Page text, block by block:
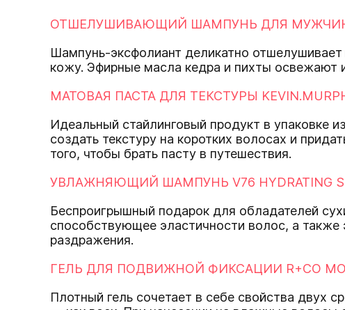
ОТШЕЛУШИВАЮЩИЙ ШАМПУНЬ ДЛЯ МУЖЧИН
Шампунь-эксфолиант деликатно
кожу. Эфирные масла кедра и пихты освежают
МАТОВАЯ ПАСТА ДЛЯ ТЕКСТУРЫ
Идеальный стайлинговый продукт в упаковке
создать текстуру на коротких волосах и
того, чтобы брать пасту в путешествия.
УВЛАЖНЯЮЩИЙ ШАМПУНЬ V76 HYDRATING
Беспроигрышный подарок для обладателей
способствующее эластичности волос, а
раздражения.
ГЕЛЬ ДЛЯ ПОДВИЖНОЙ ФИКСАЦИИ R+CO
Плотный гель сочетает в себе свойства двух